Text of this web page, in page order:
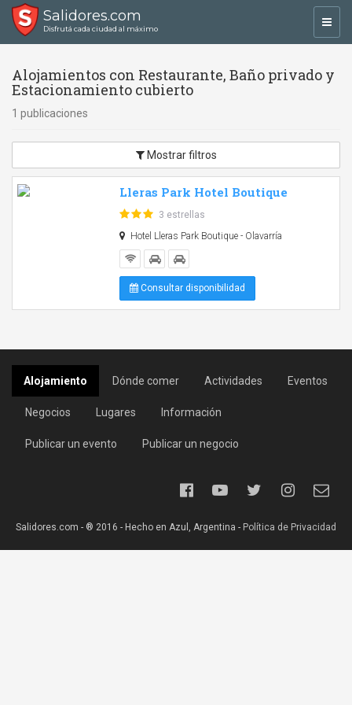
Salidores.com
Disfrutá cada ciudad al máximo
Alojamientos con Restaurante, Baño privado y
Estacionamiento cubierto
1 publicaciones
Mostrar filtros
Lleras Park Hotel Boutique
3 estrellas
Hotel Lleras Park Boutique - Olavarría
Consultar disponibilidad
Alojamiento Dónde comer Actividades Eventos
Negocios Lugares Información
Publicar un evento Publicar un negocio
Salidores.com - ® 2016 - Hecho en Azul, Argentina - Política de Privacidad